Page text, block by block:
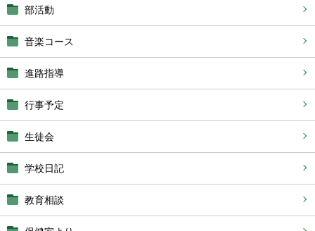
部活動
音楽コース
進路指導
行事予定
生徒会
学校日記
教育相談